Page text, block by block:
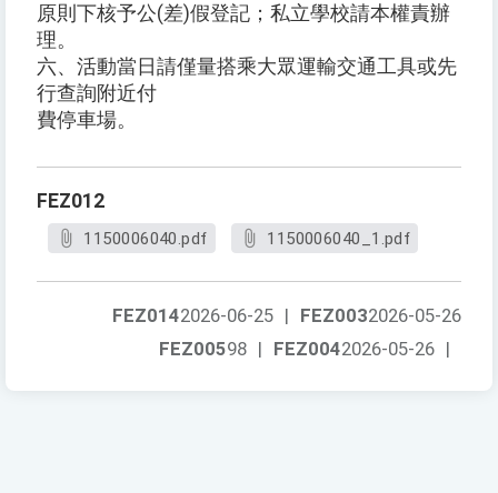
原則下核予公(差)假登記；私立學校請本權責辦
理。
六、活動當日請僅量搭乘大眾運輸交通工具或先
行查詢附近付
費停車場。
FEZ012
1150006040.pdf 1150006040_1.pdf
FEZ0032026-05-26
FEZ0142026-06-25 |
FEZ0042026-05-26 |
FEZ00598 |